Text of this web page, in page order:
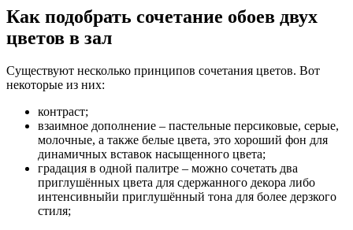
Как подобрать сочетание обоев двух
цветов в зал
Существуют несколько принципов сочетания цветов. Вот
некоторые из них:
контраст;
взаимное дополнение – пастельные персиковые, серые,
молочные, а также белые цвета, это хороший фон для
динамичных вставок насыщенного цвета;
градация в одной палитре – можно сочетать два
приглушённых цвета для сдержанного декора либо
интенсивныйи приглушённый тона для более дерзкого
стиля;